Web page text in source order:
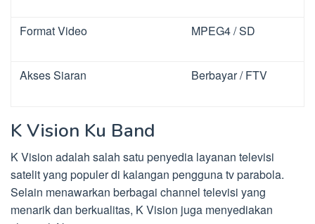
Format Video MPEG4 / SD
Akses Siaran Berbayar / FTV
K Vision Ku Band
K Vision adalah salah satu penyedia layanan televisi
satelit yang populer di kalangan pengguna tv parabola.
Selain menawarkan berbagai channel televisi yang
menarik dan berkualitas, K Vision juga menyediakan